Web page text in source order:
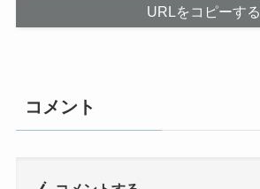
URLをコピーする
コメント